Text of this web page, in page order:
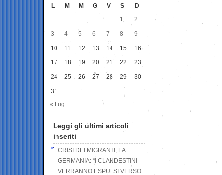
L M M G V S
D
1
2
3 4 5 6 7 8 9
10 11 12 13 14 15 16
17 18 19 20 21 22 23
24 25 26 27 28 29 30
31
« Lug
Leggi gli ultimi articoli
inseriti
CRISI DEI MIGRANTI, LA
GERMANIA: “I CLANDESTINI
VERRANNO ESPULSI VERSO